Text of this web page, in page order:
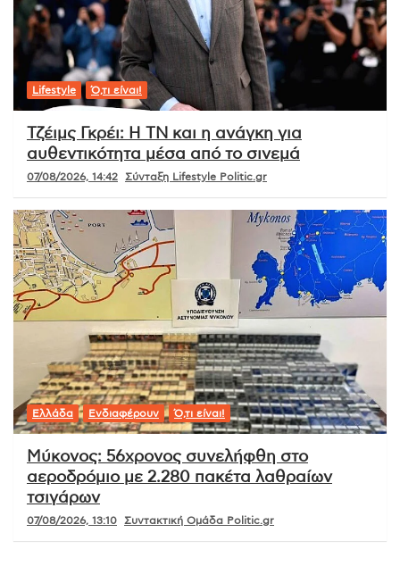
Lifestyle Ό,τι είναι!
Τζέιμς Γκρέι: Η ΤΝ και η ανάγκη για
αυθεντικότητα μέσα από το σινεμά
07/08/2026, 14:42 Σύνταξη Lifestyle Politic.gr
Ελλάδα Ενδιαφέρουν Ό,τι είναι!
Μύκονος: 56χρονος συνελήφθη στο
αεροδρόμιο με 2.280 πακέτα λαθραίων
τσιγάρων
07/08/2026, 13:10 Συντακτική Ομάδα Politic.gr